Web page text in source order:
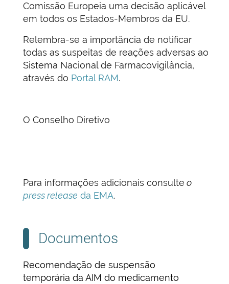
Comissão Europeia uma decisão aplicável
em todos os Estados-Membros da EU.
Relembra-se a importância de notificar
todas as suspeitas de reações adversas ao
Sistema Nacional de Farmacovigilância,
através do Portal RAM.
O Conselho Diretivo
Para informações adicionais consulte o
press release da EMA.
Documentos
Recomendação de suspensão
temporária da AIM do medicamento